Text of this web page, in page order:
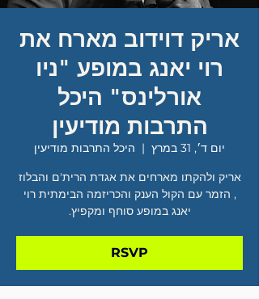
אריק דוידוב מארח את
רוי יאנג במופע "ניו
אורלינס" היכל
התרבות מודיעין
יום ד׳, 31 במרץ
  |
היכל התרבות מודיעין
אריק ולהקתו מארחים את אגדת הרית'ם והבלוז
, הזמר עם הקול הענק והכריזמה הבימתית רוי
יאנג במופע סוחף ומקפיץ.
RSVP